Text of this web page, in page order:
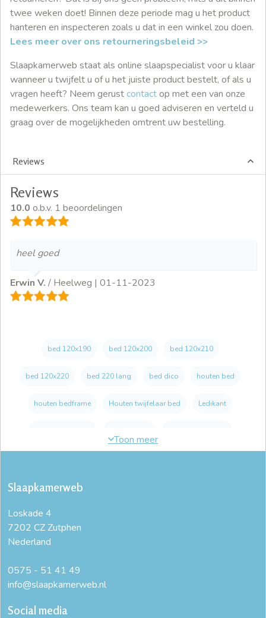
twee weken doet! Binnen deze periode mag u het product
hanteren en inspecteren zoals u dat in een winkel zou doen.
Lees meer over ons retourneringsbeleid >>
Slaapkamerweb staat als online slaapspecialist voor u klaar
wanneer u twijfelt u of u het juiste product bestelt, of als u
vragen heeft? Neem gerustcontactop met een van onze
medewerkers. Ons team kan u goed adviseren en verteld u
graag over de mogelijkheden omtrent uw bestelling.
Reviews
Reviews
10.0 o.b.v. 1 beoordelingen
heel goed
Erwin V. / Heelweg | 01-11-2023
bed 120x190 bed 120x200 bed 120x210
bed 120x220 bed 220 lang bed dico houten bed
houten bedframe Houten twijfelaar bed Ledikant
massief houten slaapkamer meubels
Slaapkamerweb
Loskade 4
7202 CZ Zutphen
Nederland
0575 - 51 41 49
info@slaapkamerweb.nl
Social media